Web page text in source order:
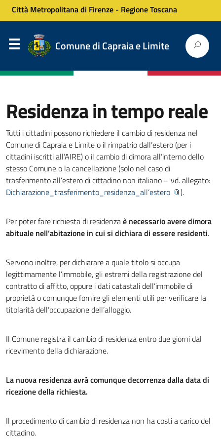
Città Metropolitana di Firenze - Regione Toscana
Comune di Capraia e Limite
Residenza in tempo reale
Tutti i cittadini possono richiedere il cambio di residenza nel
Comune di Capraia e Limite o il rimpatrio dall’estero (per i
cittadini iscritti all’AIRE) o il cambio di dimora all’interno dello
stesso Comune o la cancellazione (solo nel caso di
trasferimento all’estero di cittadino non italiano – vd. allegato:
Dichiarazione_trasferimento_residenza_all’estero
).
Per poter fare richiesta di residenzaè necessario avere dimora
abituale nell’abitazione in cui si dichiara di essere residenti.
Servono inoltre, per dichiarare a quale titolo si occupa
legittimamente l’immobile, gli estremi della registrazione del
contratto di affitto, oppure i dati catastali dell’immobile di
proprietà o comunque fornire gli elementi utili per verificare la
titolarità dell’occupazione dell’alloggio.
Il Comune registra il cambio di residenza entro due giorni dal
ricevimento della dichiarazione.
La nuova residenza avrà comunque decorrenza dalla data di
ricezione della richiesta.
Il procedimento di cambio di residenza non ha costi a carico del
cittadino.